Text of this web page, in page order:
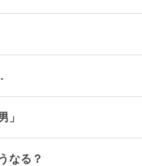
」
なる？